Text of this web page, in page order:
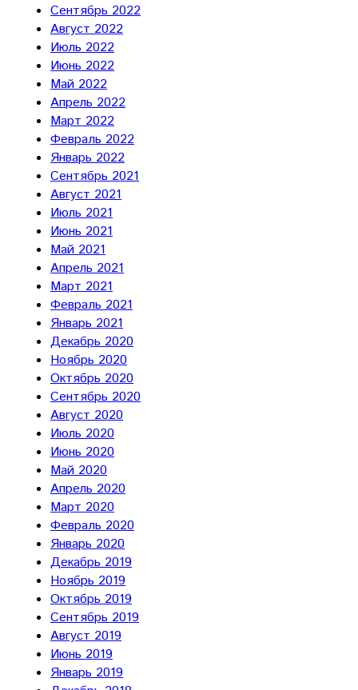
Сентябрь 2022
Август 2022
Июль 2022
Июнь 2022
Май 2022
Апрель 2022
Март 2022
Февраль 2022
Январь 2022
Сентябрь 2021
Август 2021
Июль 2021
Июнь 2021
Май 2021
Апрель 2021
Март 2021
Февраль 2021
Январь 2021
Декабрь 2020
Ноябрь 2020
Октябрь 2020
Сентябрь 2020
Август 2020
Июль 2020
Июнь 2020
Май 2020
Апрель 2020
Март 2020
Февраль 2020
Январь 2020
Декабрь 2019
Ноябрь 2019
Октябрь 2019
Сентябрь 2019
Август 2019
Июнь 2019
Январь 2019